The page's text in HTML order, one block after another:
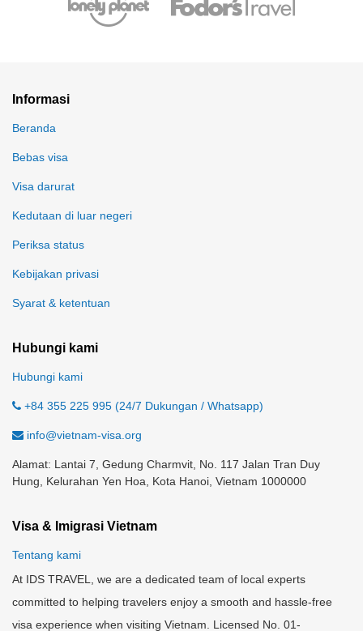
Informasi
Beranda
Bebas visa
Visa darurat
Kedutaan di luar negeri
Periksa status
Kebijakan privasi
Syarat & ketentuan
Hubungi kami
Hubungi kami
+84 355 225 995 (24/7 Dukungan / Whatsapp)
info@vietnam-visa.org
Alamat: Lantai 7, Gedung Charmvit, No. 117 Jalan Tran Duy
Hung, Kelurahan Yen Hoa, Kota Hanoi, Vietnam 1000000
Visa & Imigrasi Vietnam
Tentang kami
At IDS TRAVEL, we are a dedicated team of local experts
committed to helping travelers enjoy a smooth and hassle-free
visa experience when visiting Vietnam. Licensed No. 01-